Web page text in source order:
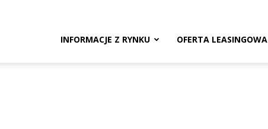
INFORMACJE Z RYNKU OFERTA LEASINGOWA